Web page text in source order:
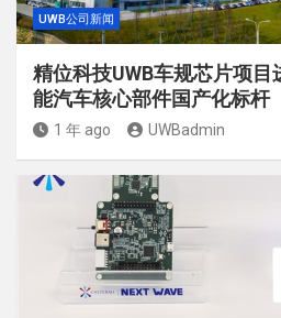
UWB公司新闻
精位科技UWB车规芯片项
能汽车核心部件国产化标杆
1 年 ago UWBadmin